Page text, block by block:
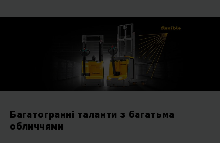
Багатогранні таланти з багатьма
обличчями